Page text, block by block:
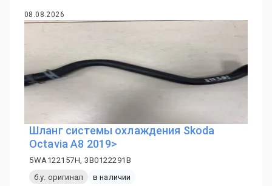
08.08.2026
Шланг системы охлаждения Skoda
Octavia A8 2019>
5WA122157H, 3B0122291B
б.у. оригинал
в наличии